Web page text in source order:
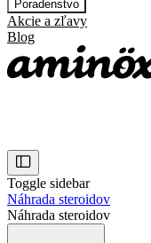
Poradenstvo
Akcie a zľavy
Blog
Toggle sidebar
Náhrada steroidov
Náhrada steroidov